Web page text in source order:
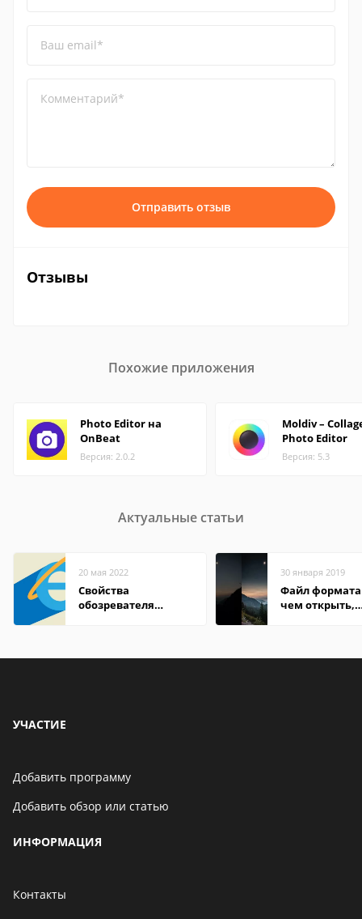
Ваш email*
Комментарий*
Отправить отзыв
Отзывы
Похожие приложения
Photo Editor на
OnBeat
Версия: 2.0.2
Moldiv –
Photo Editor
Версия: 5.3
Актуальные статьи
20 мая 2022
Свойства
обозревателя
30 января 2019
Файл
чем открыть,
УЧАСТИЕ
Добавить программу
Добавить обзор или статью
ИНФОРМАЦИЯ
Контакты